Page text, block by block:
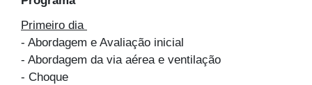
Primeiro dia
- Abordagem e Avaliação inicial
- Abordagem da via aérea e ventilação
- Choque